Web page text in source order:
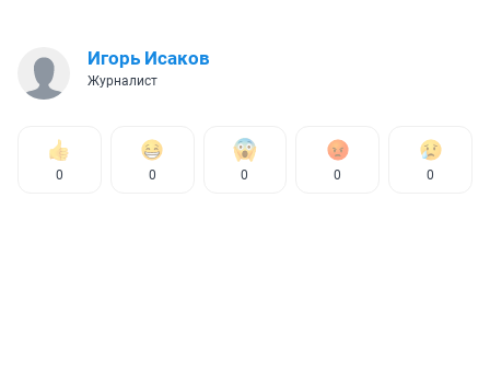
Игорь Исаков
Журналист
0 0 0 0 0